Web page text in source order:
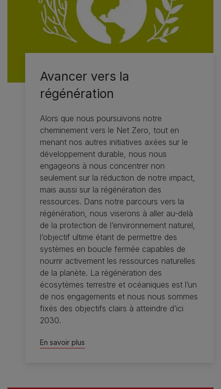
Avancer vers la
régénération
Alors que nous poursuivons notre
cheminement vers le Net Zero, tout en
menant nos autres initiatives axées sur le
développement durable, nous nous
engageons à nous concentrer non
seulement sur la réduction de notre impact,
mais aussi sur la régénération des
ressources. Dans notre parcours vers la
régénération, nous viserons à aller au-delà
de la protection de l’environnement naturel,
l’objectif ultime étant de permettre des
systèmes en boucle fermée capables de
nourrir activement les ressources naturelles
de la planète. La régénération des
écosytèmes terrestre et océaniques est l’un
de nos engagements et nous nous sommes
fixés des objectifs clairs à atteindre d’ici
2030.
En savoir plus